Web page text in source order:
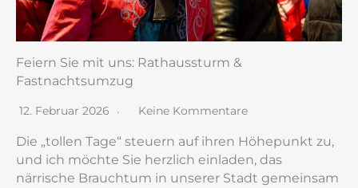
Feiern Sie mit uns: Rathaussturm &
Fastnachtsumzug
12. Februar 2026 Keine Kommentare
Die „tollen Tage“ steuern auf ihren Höhepunkt zu,
und ich möchte Sie herzlich einladen, das
närrische Brauchtum in unserer Stadt gemeinsam